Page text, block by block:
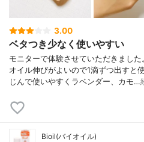
3.00
ベタつき少なく使いやすい
モニターで体験させていただきまし
オイル伸びがよいので1滴ずつ出すと
じんで使いやすくラベンダー、カモ…
Bioil(バイオイル)